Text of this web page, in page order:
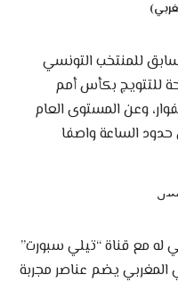
للمنتخب التونسي
للتتويج بكأس أمم
وعن المستوى العام
الساعة واصفا
مع قناة “تيلي سبورت”
يضم عناصر مجربة